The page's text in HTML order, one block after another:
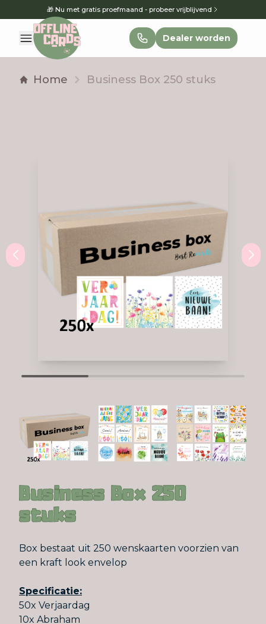
🎁 Nu met gratis proefmaand - probeer vrijblijvend
Dealer worden
Home Business Box 250 stuks
Business Box 250
stuks
Box bestaat uit 250 wenskaarten voorzien van
een kraft look envelop
Specificatie:
50x Verjaardag
10x Abraham